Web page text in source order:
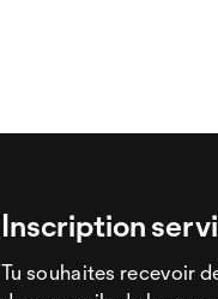
Inscription
Tu souhaites recevoir